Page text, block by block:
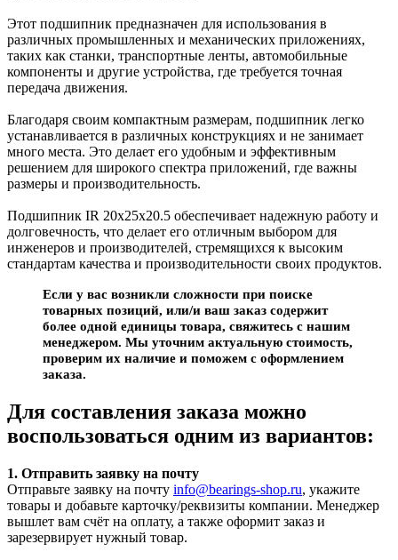
Этот подшипник предназначен для использования в
различных промышленных и механических приложениях,
таких как станки, транспортные ленты, автомобильные
компоненты и другие устройства, где требуется точная
передача движения.
Благодаря своим компактным размерам, подшипник легко
устанавливается в различных конструкциях и не занимает
много места. Это делает его удобным и эффективным
решением для широкого спектра приложений, где важны
размеры и производительность.
Подшипник IR 20x25x20.5 обеспечивает надежную работу и
долговечность, что делает его отличным выбором для
инженеров и производителей, стремящихся к высоким
стандартам качества и производительности своих продуктов.
Если у вас возникли сложности при поиске
товарных позиций, или/и ваш заказ содержит
более одной единицы товара, свяжитесь с нашим
менеджером. Мы уточним актуальную стоимость,
проверим их наличие и поможем с оформлением
заказа.
Для составления заказа можно
воспользоваться одним из вариантов:
1. Отправить заявку на почту
Отправьте заявку на почту info@bearings-shop.ru, укажите
товары и добавьте карточку/реквизиты компании. Менеджер
вышлет вам счёт на оплату, а также оформит заказ и
зарезервирует нужный товар.